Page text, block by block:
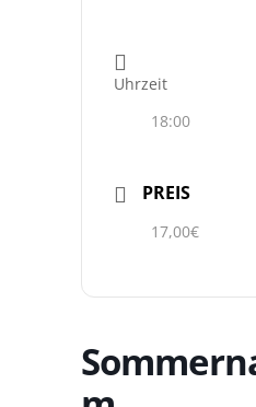
Uhrzeit
18:00
PREIS
17,00€